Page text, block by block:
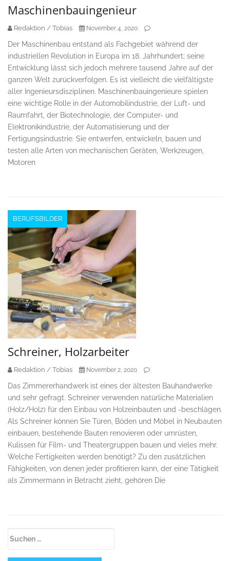
Maschinenbauingenieur
Redaktion / Tobias November 4, 2020
Der Maschinenbau entstand als Fachgebiet während der
industriellen Revolution in Europa im 18. Jahrhundert; seine
Entwicklung lässt sich jedoch mehrere tausend Jahre auf der
ganzen Welt zurückverfolgen. Es ist vielleicht die vielfältigste
aller Ingenieursdisziplinen. Maschinenbauingenieure spielen
eine wichtige Rolle in der Automobilindustrie, der Luft- und
Raumfahrt, der Biotechnologie, der Computer- und
Elektronikindustrie, der Automatisierung und der
Fertigungsindustrie. Sie entwerfen, entwickeln, bauen und
testen alle Arten von mechanischen Geräten, Werkzeugen,
Motoren
BERUFSBILDER
Schreiner, Holzarbeiter
Redaktion / Tobias November 2, 2020
Das Zimmererhandwerk ist eines der ältesten Bauhandwerke
und sehr gefragt. Schreiner verwenden natürliche Materialien
(Holz/Holz) für den Einbau von Holzeinbauten und -beschlägen.
Als Schreiner können Sie Türen, Böden und Möbel in Neubauten
einbauen, bestehende Bauten renovieren oder umrüsten,
Kulissen für Film- und Theatergruppen bauen und vieles mehr.
Welche Fertigkeiten werden benötigt? Zu den zusätzlichen
Fähigkeiten, von denen jeder profitieren kann, der eine Tätigkeit
als Zimmermann in Betracht zieht, gehören Die
Seitenleiste